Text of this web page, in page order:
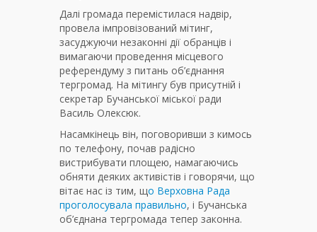
Далі громада перемістилася надвір,
провела імпровізований мітинг,
засуджуючи незаконні дії обранців і
вимагаючи проведення місцевого
референдуму з питань об’єднання
тергромад. На мітингу був присутній і
секретар Бучанської міської ради
Василь Олексюк.
Насамкінець він, поговоривши з кимось
по телефону, почав радісно
вистрибувати площею, намагаючись
обняти деяких активістів і говорячи, що
вітає нас із тим, що Верховна Рада
проголосувала правильно, і Бучанська
об’єднана тергромада тепер законна.